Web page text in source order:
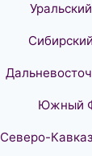
Южный
Северо-